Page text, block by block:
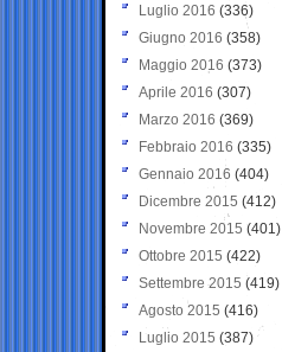
Luglio 2016 (336)
Giugno 2016 (358)
Maggio 2016 (373)
Aprile 2016 (307)
Marzo 2016 (369)
Febbraio 2016 (335)
Gennaio 2016 (404)
Dicembre 2015 (412)
Novembre 2015 (401)
Ottobre 2015 (422)
Settembre 2015 (419)
Agosto 2015 (416)
Luglio 2015 (387)